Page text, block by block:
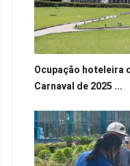
Ocupação hoteleira
Carnaval de 2025 ...